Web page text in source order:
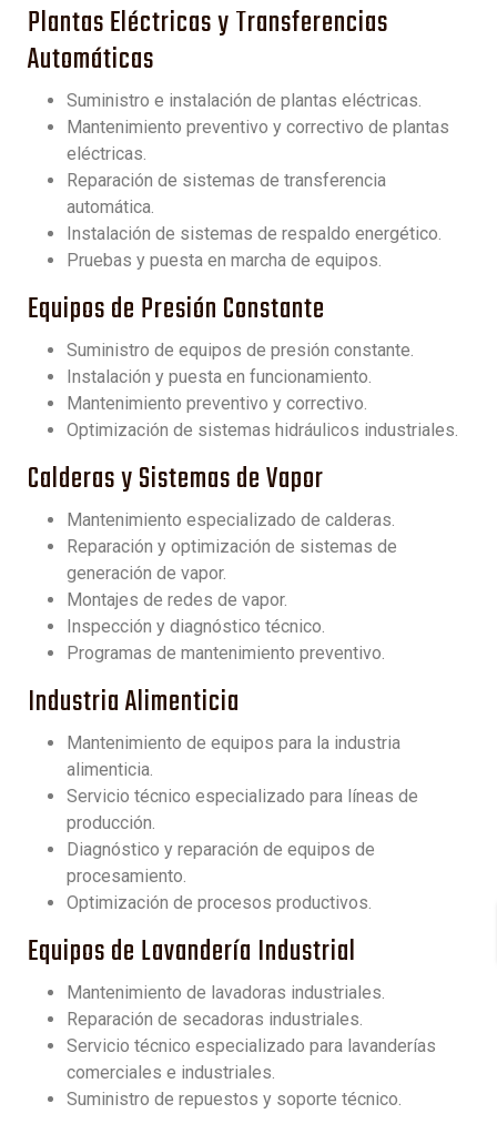
Plantas Eléctricas y Transferencias
Automáticas
Suministro e instalación de plantas eléctricas.
Mantenimiento preventivo y correctivo de plantas
eléctricas.
Reparación de sistemas de transferencia
automática.
Instalación de sistemas de respaldo energético.
Pruebas y puesta en marcha de equipos.
Equipos de Presión Constante
Suministro de equipos de presión constante.
Instalación y puesta en funcionamiento.
Mantenimiento preventivo y correctivo.
Optimización de sistemas hidráulicos industriales.
Calderas y Sistemas de Vapor
Mantenimiento especializado de calderas.
Reparación y optimización de sistemas de
generación de vapor.
Montajes de redes de vapor.
Inspección y diagnóstico técnico.
Programas de mantenimiento preventivo.
Industria Alimenticia
Mantenimiento de equipos para la industria
alimenticia.
Servicio técnico especializado para líneas de
producción.
Diagnóstico y reparación de equipos de
procesamiento.
Optimización de procesos productivos.
Equipos de Lavandería Industrial
Mantenimiento de lavadoras industriales.
Reparación de secadoras industriales.
Servicio técnico especializado para lavanderías
comerciales e industriales.
Suministro de repuestos y soporte técnico.